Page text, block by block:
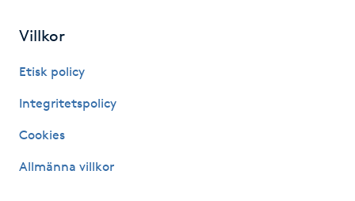
Hälsa
Hälsprickor
Idrottsmassage
Villkor
Etisk policy
Integritetspolicy
Cookies
Allmänna villkor